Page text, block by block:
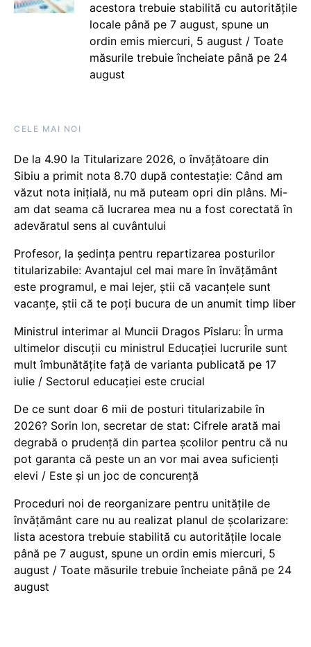
acestora trebuie stabilită cu autoritățile
locale până pe 7 august, spune un
ordin emis miercuri, 5 august / Toate
măsurile trebuie încheiate până pe 24
august
CELE MAI NOI
De la 4.90 la Titularizare 2026, o învățătoare din
Sibiu a primit nota 8.70 după contestație: Când am
văzut nota inițială, nu mă puteam opri din plâns. Mi-
am dat seama că lucrarea mea nu a fost corectată în
adevăratul sens al cuvântului
Profesor, la ședința pentru repartizarea posturilor
titularizabile: Avantajul cel mai mare în învățământ
este programul, e mai lejer, știi că vacanțele sunt
vacanţe, știi că te poți bucura de un anumit timp liber
Ministrul interimar al Muncii Dragos Pîslaru: În urma
ultimelor discuții cu ministrul Educației lucrurile sunt
mult îmbunătățite față de varianta publicată pe 17
iulie / Sectorul educației este crucial
De ce sunt doar 6 mii de posturi titularizabile în
2026? Sorin Ion, secretar de stat: Cifrele arată mai
degrabă o prudență din partea școlilor pentru că nu
pot garanta că peste un an vor mai avea suficienți
elevi / Este și un joc de concurență
Proceduri noi de reorganizare pentru unitățile de
învățământ care nu au realizat planul de școlarizare:
lista acestora trebuie stabilită cu autoritățile locale
până pe 7 august, spune un ordin emis miercuri, 5
august / Toate măsurile trebuie încheiate până pe 24
august